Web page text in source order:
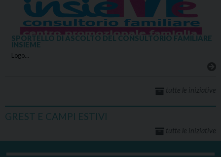
SPORTELLO DI ASCOLTO DEL CONSULTORIO FAMILIARE
INSIEME
Logo…
tutte le iniziative
GREST E CAMPI ESTIVI
tutte le iniziative